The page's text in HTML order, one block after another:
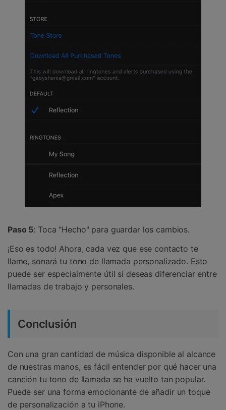
Paso 5: Toca "Hecho" para guardar los cambios.
¡Eso es todo! Ahora, cada vez que ese contacto te
llame, sonará tu tono de llamada personalizado. Esto
puede ser especialmente útil si deseas diferenciar entre
llamadas de trabajo y personales.
Conclusión
Con una gran cantidad de música disponible al alcance
de nuestras manos, es fácil entender por qué hacer una
canción tu tono de llamada se ha vuelto tan popular.
Puede ser una forma emocionante de añadir un toque
de personalización a tu iPhone.